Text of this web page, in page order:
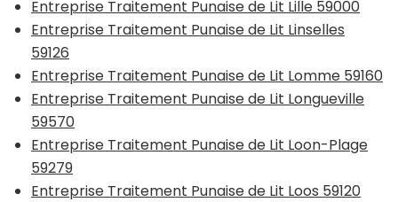
Entreprise Traitement Punaise de Lit Lille 59000
Entreprise Traitement Punaise de Lit Linselles
59126
Entreprise Traitement Punaise de Lit Lomme 59160
Entreprise Traitement Punaise de Lit Longueville
59570
Entreprise Traitement Punaise de Lit Loon-Plage
59279
Entreprise Traitement Punaise de Lit Loos 59120